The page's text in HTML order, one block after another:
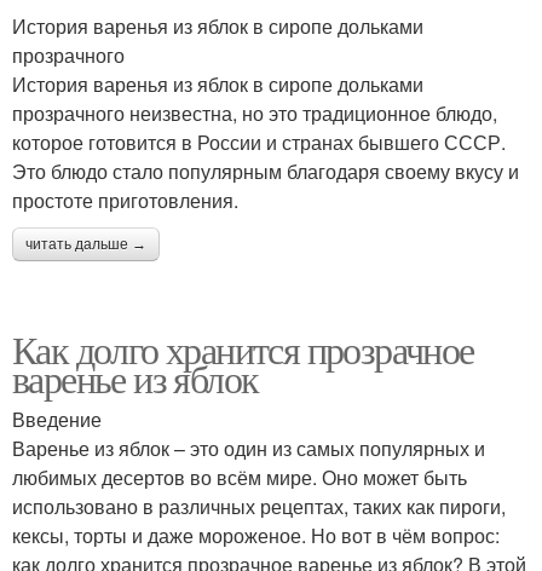
История варенья из яблок в сиропе дольками
прозрачного
История варенья из яблок в сиропе дольками
прозрачного неизвестна, но это традиционное блюдо,
которое готовится в России и странах бывшего СССР.
Это блюдо стало популярным благодаря своему вкусу и
простоте приготовления.
читать дальше →
Как долго хранится прозрачное
варенье из яблок
Введение
Варенье из яблок – это один из самых популярных и
любимых десертов во всём мире. Оно может быть
использовано в различных рецептах, таких как пироги,
кексы, торты и даже мороженое. Но вот в чём вопрос:
как долго хранится прозрачное варенье из яблок? В этой